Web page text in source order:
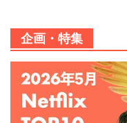
企画・特集